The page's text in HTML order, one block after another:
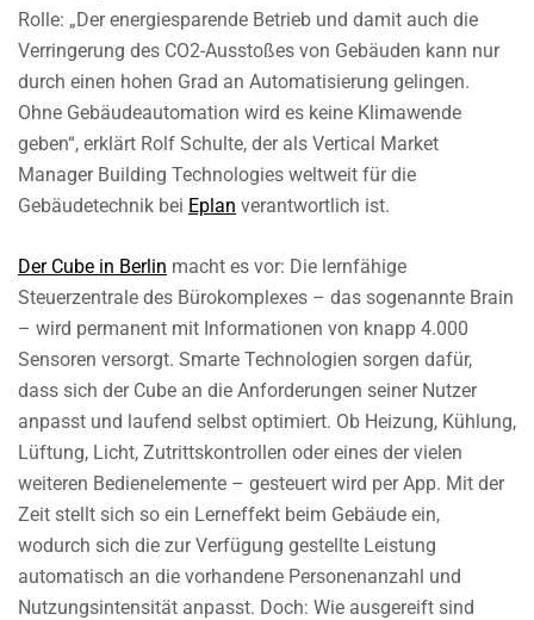
Rolle: „Der energiesparende Betrieb und damit auch die
Verringerung des CO2-Ausstoßes von Gebäuden kann nur
durch einen hohen Grad an Automatisierung gelingen.
Ohne Gebäudeautomation wird es keine Klimawende
geben“, erklärt Rolf Schulte, der als Vertical Market
Manager Building Technologies weltweit für die
Gebäudetechnik bei Eplan verantwortlich ist.
Der Cube in Berlin macht es vor: Die lernfähige
Steuerzentrale des Bürokomplexes – das sogenannte Brain
– wird permanent mit Informationen von knapp 4.000
Sensoren versorgt. Smarte Technologien sorgen dafür,
dass sich der Cube an die Anforderungen seiner Nutzer
anpasst und laufend selbst optimiert. Ob Heizung, Kühlung,
Lüftung, Licht, Zutrittskontrollen oder eines der vielen
weiteren Bedienelemente – gesteuert wird per App. Mit der
Zeit stellt sich so ein Lerneffekt beim Gebäude ein,
wodurch sich die zur Verfügung gestellte Leistung
automatisch an die vorhandene Personenanzahl und
Nutzungsintensität anpasst. Doch: Wie ausgereift sind